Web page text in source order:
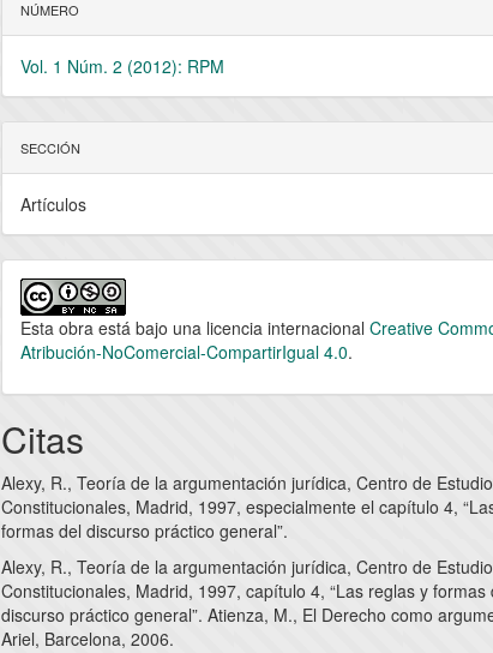
NÚMERO
Vol. 1 Núm. 2 (2012): RPM
SECCIÓN
Artículos
Esta obra está bajo una licencia internacionalCreative
Atribución-NoComercial-CompartirIgual 4.0.
Citas
Alexy, R., Teoría de la argumentación jurídica, Centro de
Constitucionales, Madrid, 1997, especialmente el capítulo 4,
formas del discurso práctico general”.
Alexy, R., Teoría de la argumentación jurídica, Centro de
Constitucionales, Madrid, 1997, capítulo 4, “Las reglas y formas
discurso práctico general”. Atienza, M., El Derecho como
Ariel, Barcelona, 2006.